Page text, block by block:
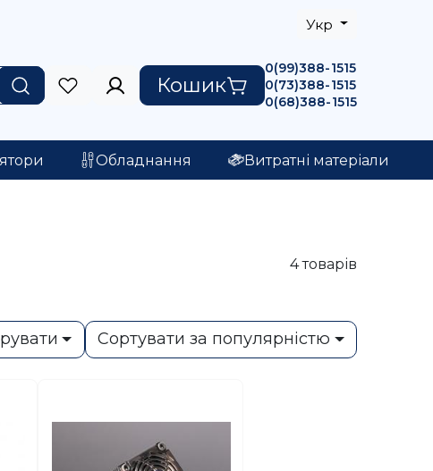
Укр
Кошик
0(99)388-1515
0(73)388-1515
0(68)388-1515
Обладнання Витратні матеріали
4товарів
Сортувати за популярністю